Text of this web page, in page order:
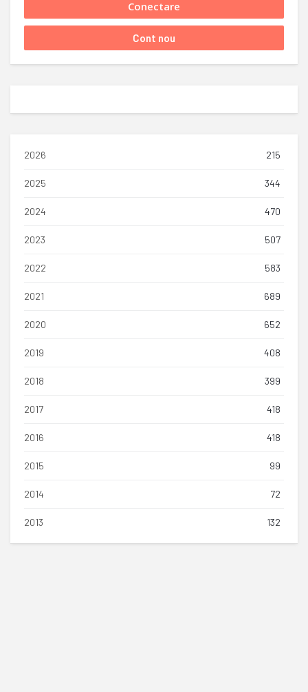
2026 215
2025 344
2024 470
2023 507
2022 583
2021 689
2020 652
2019 408
2018 399
2017 418
2016 418
2015 99
2014 72
2013 132